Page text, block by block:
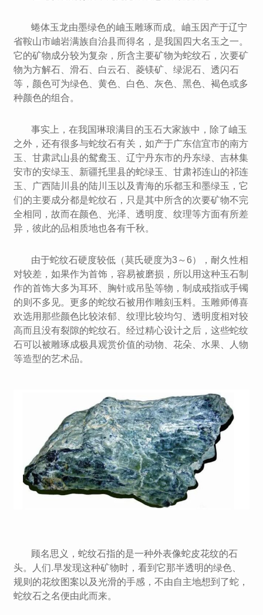
蜷体玉龙由墨绿色的岫玉雕琢而成。岫玉因产于辽宁
省鞍山市岫岩满族自治县而得名，是我国四大名玉之一。
它的矿物成分较为复杂，所含主要矿物为蛇纹石，次要矿
物为方解石、滑石、白云石、菱镁矿、绿泥石、透闪石
等，颜色可为绿色、黄色、白色、灰色、黑色、褐色或多
种颜色的组合。
事实上，在我国琳琅满目的玉石大家族中，除了岫玉
之外，还有很多与蛇纹石有关，如产于广东信宜市的南方
玉、甘肃武山县的鸳鸯玉、辽宁丹东市的丹东绿、吉林集
安市的安绿玉、新疆托里县的蛇绿玉、甘肃祁连山的祁连
玉、广西陆川县的陆川玉以及青海的乐都玉和墨绿玉，它
们的主要成分都是蛇纹石，只是其中所含的次要矿物不完
全相同，故而在颜色、光泽、透明度、纹理等方面有所差
异，彼此的品相质地也各有千秋。
由于蛇纹石硬度较低（莫氏硬度为3～6），耐久性相
对较差，如果作为首饰，容易被磨损，所以用这种玉石制
作的首饰大多为耳环、胸针或吊坠等物，制成戒指或手镯
的则不多见。更多的蛇纹石被用作雕刻玉料。玉雕师傅喜
欢选用那些颜色比较浓郁、纹理比较均匀、透明度相对较
高而且没有裂隙的蛇纹石。经过精心设计之后，这些蛇纹
石可以被雕琢成极具观赏价值的动物、花朵、水果、人物
等造型的艺术品。
顾名思义，蛇纹石指的是一种外表像蛇皮花纹的石
头。人们.早发现这种矿物时，看到它那半透明的绿色、
规则的花纹图案以及光滑的手感，不由自主地想到了蛇，
蛇纹石之名便由此而来。